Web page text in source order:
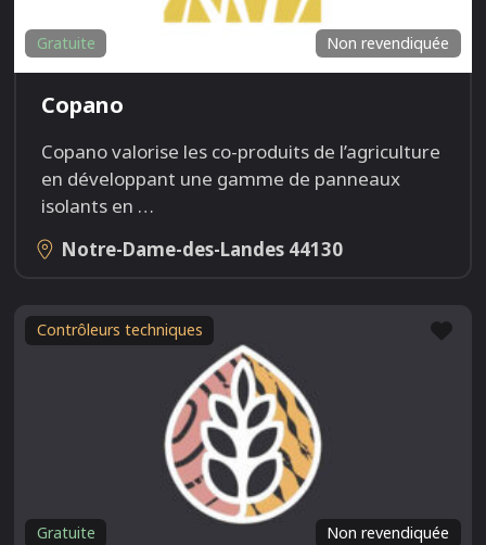
Non revendiquée
Gratuite
Copano
Copano valorise les co-produits de l’agriculture
en développant une gamme de panneaux
isolants en …
Notre-Dame-des-Landes 44130
Contrôleurs techniques
Non revendiquée
Gratuite